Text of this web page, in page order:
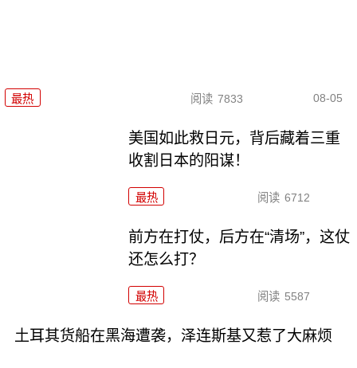
最热 阅读 7833 08-05
美国如此救日元，背后藏着三重
收割日本的阳谋！
最热 阅读 6712
前方在打仗，后方在“清场”，这仗
还怎么打？
最热 阅读 5587
土耳其货船在黑海遭袭，泽连斯基又惹了大麻烦